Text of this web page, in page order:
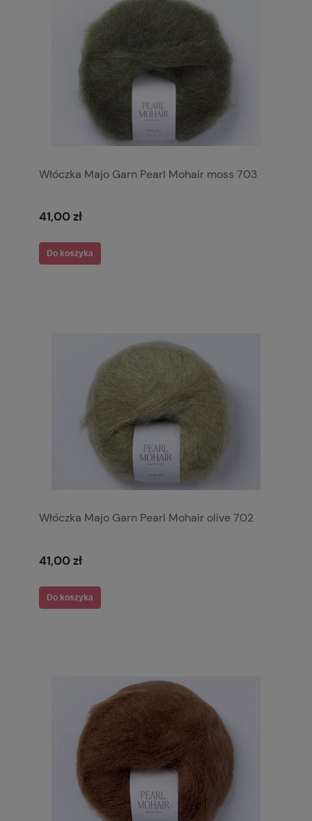
Włóczka Majo Garn Pearl Mohair moss 703
41,00 zł
Do koszyka
Włóczka Majo Garn Pearl Mohair olive 702
41,00 zł
Do koszyka